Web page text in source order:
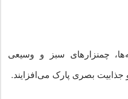
چمنزارهای سبز و وسیعی
جذابیت بصری پارک می‌افزایند.